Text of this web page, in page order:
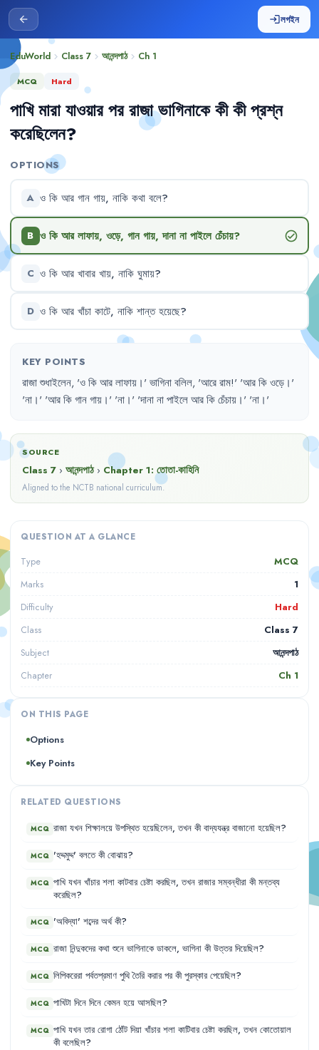
arrow_back loginলগইন
EduWorld chevron_right Class 7 chevron_right আনন্দপাঠchevron_right Ch 1
MCQ Hard
পাখি মারা যাওয়ার পর রাজা ভাগিনাকে কী কী প্রশ্ন
করেছিলেন?
OPTIONS
A ও কি আর গান গায়, নাকি কথা বলে?
B ও কি আর লাফায়, ওড়ে, গান গায়, দানা না পাইলে চেঁচায়? check_circle
C ও কি আর খাবার খায়, নাকি ঘুমায়?
D ও কি আর খাঁচা কাটে, নাকি শান্ত হয়েছে?
KEY POINTS
রাজাশুধাইলেন, 'ওকিআরলাফায় ।' ভাগিনাবলিল, 'আরেরাম!' 'আরকিওড়ে ।'
'না ।' 'আরকিগানগায় ।' 'না ।' 'দানানাপাইলেআরকিচেঁচায় ।' 'না ।'
SOURCE
Class 7 › আনন্দপাঠ › Chapter 1: তোতা-কাহিনি
Aligned to the NCTB national curriculum.
QUESTION AT A GLANCE
Type MCQ
Marks 1
Difficulty Hard
Class Class 7
Subject আনন্দপাঠ
Chapter Ch 1
ON THIS PAGE
Options
Key Points
RELATED QUESTIONS
MCQ রাজা যখন শিক্ষালয়ে উপস্থিত হয়েছিলেন, তখন কী বাদ্যযন্ত্র বাজানো হয়েছিল?
MCQ 'হদ্দমুদ্দ' বলতে কী বোঝায়?
MCQ পাখি যখন খাঁচার শলা কাটবার চেষ্টা করছিল, তখন রাজার সম্বন্ধীরা কী মন্তব্য
করেছিল?
MCQ 'অবিদ্যা' শব্দের অর্থ কী?
MCQ রাজা নিন্দুকদের কথা শুনে ভাগিনাকে ডাকলে, ভাগিনা কী উত্তর দিয়েছিল?
MCQ লিপিকরেরা পর্বতপ্রমাণ পুথি তৈরি করার পর কী পুরস্কার পেয়েছিল?
MCQ পাখিটা দিনে দিনে কেমন হয়ে আসছিল?
MCQ পাখি যখন তার রোগা ঠোঁট দিয়া খাঁচার শলা কাটিবার চেষ্টা করছিল, তখন কোতোয়াল
কী বলেছিল?